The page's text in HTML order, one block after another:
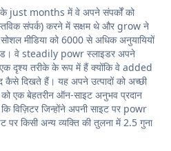
just months में वे अपने संपर्कों को
संपर्क) करने में सक्षम थे और grow ने
मीडिया को 6000 से अधिक अनुयायियों
वे steadily powr स्लाइडर अपने
एक दृश्य तरीके के रूप में हैं क्योंकि वे added
कैसे दिखते हैं। यह अपने उत्पादों को अच्छी
को एक बेहतरीन ऑन-साइट अनुभव प्रदान
विज़िटर जिन्होंने अपनी साइट पर powr
पर किसी अन्य व्यक्ति की तुलना में 2.5 गुना